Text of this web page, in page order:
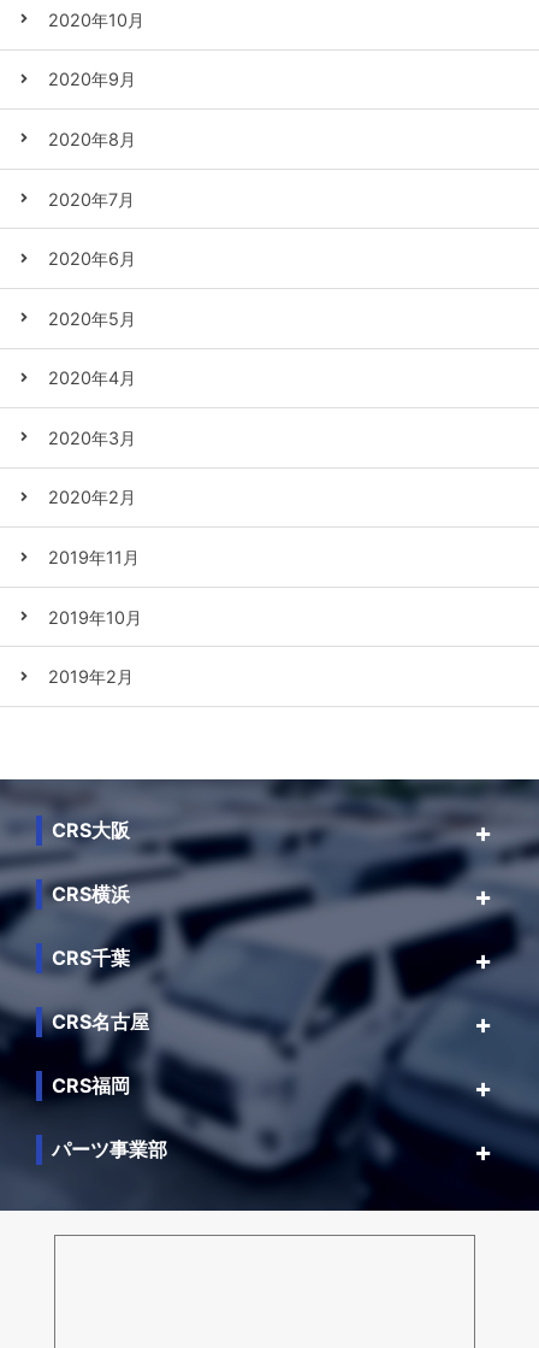
2020年10月
2020年9月
2020年8月
2020年7月
2020年6月
2020年5月
2020年4月
2020年3月
2020年2月
2019年11月
2019年10月
2019年2月
CRS大阪
CRS横浜
CRS千葉
CRS名古屋
CRS福岡
パーツ事業部